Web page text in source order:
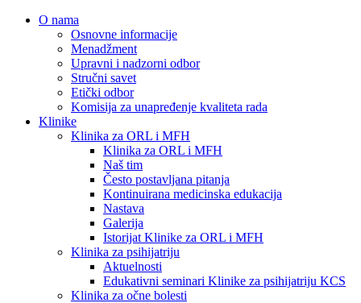
O nama
Osnovne informacije
Menadžment
Upravni i nadzorni odbor
Stručni savet
Etički odbor
Komisija za unapređenje kvaliteta rada
Klinike
Klinika za ORL i MFH
Klinika za ORL i MFH
Naš tim
Često postavljana pitanja
Kontinuirana medicinska edukacija
Nastava
Galerija
Istorijat Klinike za ORL i MFH
Klinika za psihijatriju
Aktuelnosti
Edukativni seminari Klinike za psihijatriju KCS
Klinika za očne bolesti